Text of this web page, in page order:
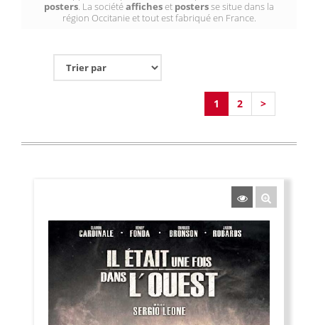
posters. La sociétéafficheset postersse situe dans la
région Occitanie et tout est fabriqué en France.
1 2 >